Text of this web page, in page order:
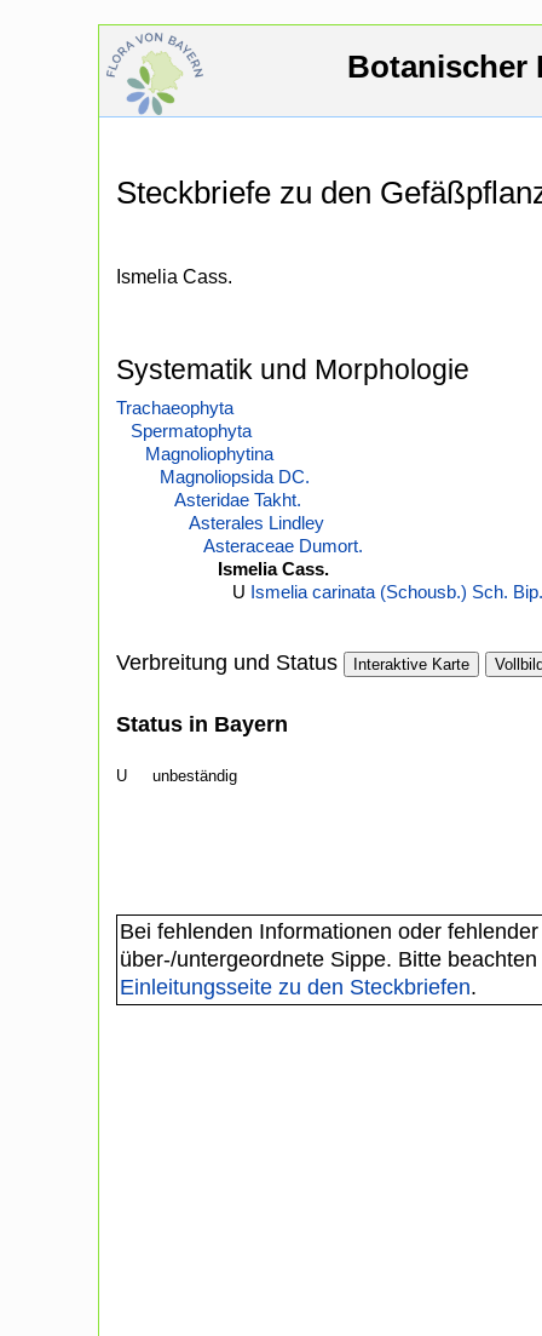
Botanischer
Steckbriefe zu den
Ismelia Cass.
Systematik und Morphologie
Trachaeophyta
Spermatophyta
Magnoliophytina
Magnoliopsida DC.
Asteridae Takht.
Asterales Lindley
Asteraceae Dumort.
Ismelia Cass.
U Ismelia carinata (Schousb.) Sch. Bip.
Verbreitung und Status Interaktive Karte
Status in Bayern
U unbeständig
Bei fehlenden Informationen oder
über-/untergeordnete Sippe. Bitte
Einleitungsseite zu den Steckbriefen.